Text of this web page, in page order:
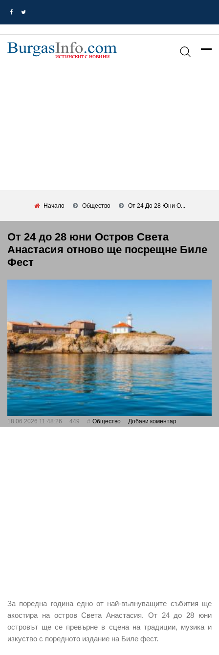
Начало Общество От 24 До 28 Юни О...
От 24 до 28 юни Остров Света
Анастасия отново ще посрещне Биле
Фест
18.06.2026 11:48:26 449 Общество Добави коментар
За поредна година едно от най-вълнуващите събития ще
акостира на остров Света Анастасия. От 24 до 28 юни
островът ще се превърне в сцена на традиции, музика и
изкуство с поредното издание на Биле фест.